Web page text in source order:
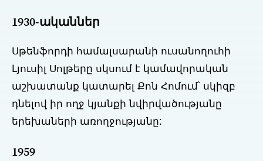
1930-ականներ
Սթենֆորդի համալսարանի ուսանողուհի
Լյուսիլ Սոլթերը սկսում է կամավորական
աշխատանք կատարել Քոն Հոմում՝ սկիզբ
դնելով իր ողջ կյանքի նվիրվածությանը
երեխաների առողջությանը:
1959